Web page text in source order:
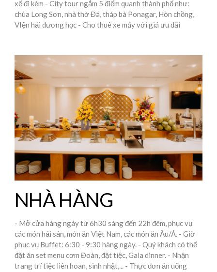
xế đi kèm - City tour ngắm 5 điểm quanh thành phố như:
chùa Long Sơn, nhà thờ Đá, tháp bà Ponagar, Hòn chồng,
VIện hải dương học - Cho thuê xe máy với giá ưu đãi
NHÀ HÀNG
- Mở cửa hàng ngày từ 6h30 sáng đến 22h đêm, phục vụ
các món hải sản, món ăn Việt Nam, các món ăn Âu/Á. - Giờ
phục vụ Buffet: 6:30 - 9:30 hàng ngày. - Quý khách có thể
đặt ăn set menu cơm Đoàn, đặt tiệc, Gala dinner. - Nhận
trang trí tiệc liên hoan, sinh nhật,... - Thực đơn ăn uống